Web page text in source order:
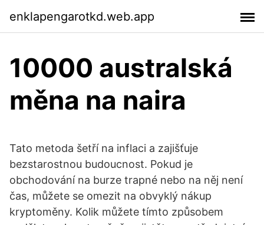
enklapengarotkd.web.app
10000 australská
měna na naira
Tato metoda šetří na inflaci a zajišťuje
bezstarostnou budoucnost. Pokud je
obchodování na burze trapné nebo na něj není
čas, můžete se omezit na obvyklý nákup
kryptoměny. Kolik můžete tímto způsobem